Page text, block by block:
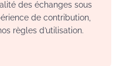
des échanges sous
de contribution,
règles d’utilisation.